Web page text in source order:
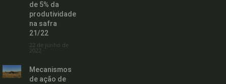
de 5% da
produtividade
na safra
21/22
22 de junho de
2022
Mecanismos
de ação de